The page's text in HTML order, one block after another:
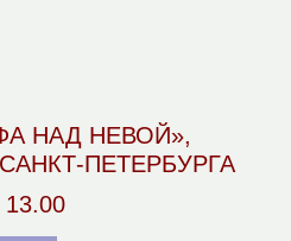
НАД НЕВОЙ»,
ПЕТЕРБУРГА
13.00